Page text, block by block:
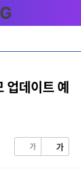
데이트 예
가 가